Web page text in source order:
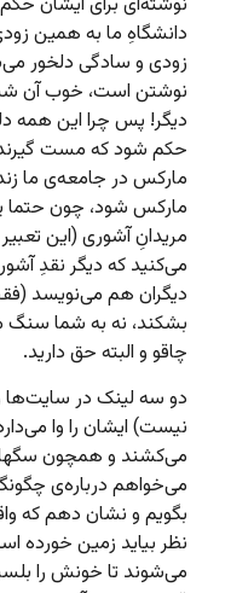
دانشگاهِ ما به همین
زودی و سادگی دلخور
نوشتن است، خوب آن
دیگر!‌ پس چرا این همه
حکم شود که مست
مارکس در جامعه‌ی ما
مارکس شود، چون حتما
مریدانِ آشوری (این تعبیر
می‌کنید که دیگر نقدِ
دیگران هم می‌نویسد
بشکند، نه به شما سنگ
چاقو و البته حق دارید.
دو سه لینک در سایت‌ها
نیست)‌ ایشان را وا
می‌کشند و همچون
می‌خواهم درباره‌ی
بگویم و نشان دهم که
نظر بیاید زمین خورده
می‌شوند تا خونش را